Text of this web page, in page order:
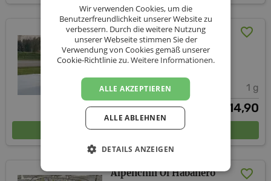
Aji Charapita getrocknet
Alpenchili
1 g
14,90
In den Warenkorb
Alpenchili Öl Habanero
Wir verwenden Cookies, um die
Benutzerfreundlichkeit unserer Website zu
verbessern. Durch die weitere Nutzung
unserer Webseite stimmen Sie der
Verwendung von Cookies gemäß unserer
Cookie-Richtlinie zu.Weitere Informationen.
ALLE AKZEPTIEREN
ALLE ABLEHNEN
DETAILS ANZEIGEN